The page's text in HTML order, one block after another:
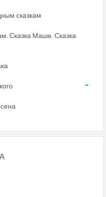
сказкам
Сказка Маше. Сказка